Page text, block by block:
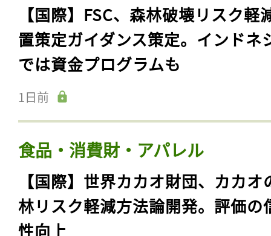
【国際】FSC、森林破壊リスク軽
置策定ガイダンス策定。インドネ
では資金プログラムも
1日前
食品・消費財・アパレル
【国際】世界カカオ財団、カカオ
林リスク軽減方法論開発。評価の
性向上